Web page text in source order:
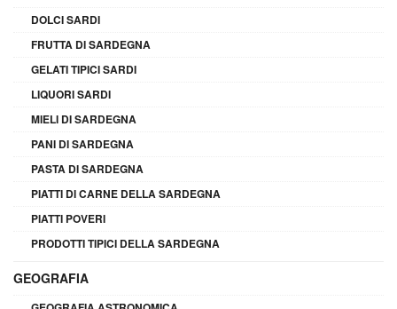
DOLCI SARDI
FRUTTA DI SARDEGNA
GELATI TIPICI SARDI
LIQUORI SARDI
MIELI DI SARDEGNA
PANI DI SARDEGNA
PASTA DI SARDEGNA
PIATTI DI CARNE DELLA SARDEGNA
PIATTI POVERI
PRODOTTI TIPICI DELLA SARDEGNA
GEOGRAFIA